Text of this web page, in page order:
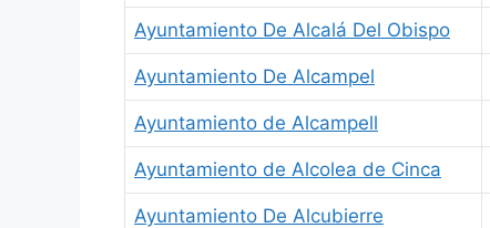
Ayuntamiento De Alcalá Del Obispo
Ayuntamiento De Alcampel
Ayuntamiento de Alcampell
Ayuntamiento de Alcolea de Cinca
Ayuntamiento De Alcubierre